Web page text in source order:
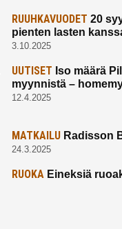
RUUHKAVUODET 20
pienten lasten
3.10.2025
UUTISET Iso määrä
myynnistä –
12.4.2025
MATKAILU Radisson
24.3.2025
RUOKA Eineksiä